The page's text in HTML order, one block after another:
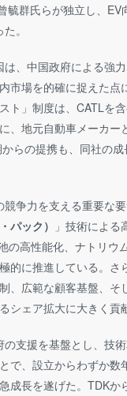
毓群氏らが独立し、EV
。
、中国政府による強
市場を的確に捉えた点
ト」制度は、CATLを
、地元自動車メーカー
らの提携も、同社の
争力を支える重要な
パック）
」技術による
の高性能化、ナトリウ
的に推進している。さ
、広範な顧客基盤、そ
シェア拡大に大きく貢
支援を基盤とし、技
で、設立からわずか数
成長を遂げた。TDKか